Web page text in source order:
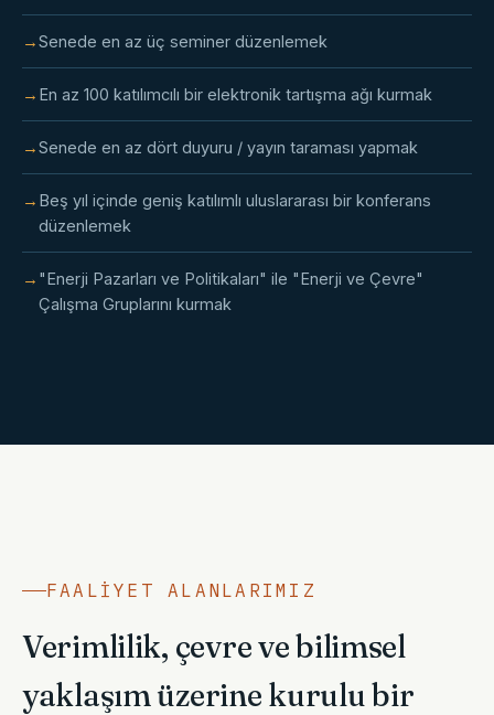
Senede en az üç seminer düzenlemek
En az 100 katılımcılı bir elektronik tartışma ağı kurmak
Senede en az dört duyuru / yayın taraması yapmak
Beş yıl içinde geniş katılımlı uluslararası bir konferans
düzenlemek
"Enerji Pazarları ve Politikaları" ile "Enerji ve Çevre"
Çalışma Gruplarını kurmak
FAALIYET ALANLARIMIZ
Verimlilik, çevre ve bilimsel
yaklaşım üzerine kurulu bir